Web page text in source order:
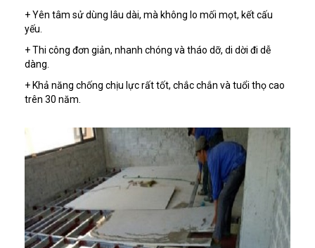
+ Yên tâm sử dùng lâu dài, mà không lo mối mọt, kết cấu
yếu.
+ Thi công đơn giản, nhanh chóng và tháo dỡ, di dời đi dễ
dàng.
+ Khả năng chống chịu lực rất tốt, chắc chắn và tuổi thọ cao
trên 30 năm.